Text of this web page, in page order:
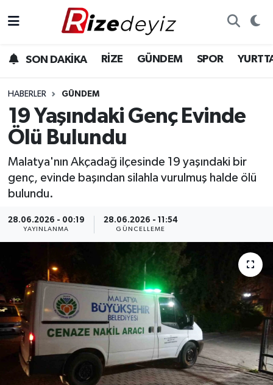
SON DAKİKA RİZE GÜNDEM SPOR
HABERLER GÜNDEM
19 Yaşındaki Genç Evinde
Ölü Bulundu
Malatya'nın Akçadağ ilçesinde 19 yaşındaki bir
genç, evinde başından silahla vurulmuş halde ölü
bulundu.
28.06.2026 - 00:19
YAYINLANMA
28.06.2026 - 11:54
GÜNCELLEME
Gündem
Yurttan Haberler
Ekonomi
Teknoloji
Rize Hava Durumu
Rize Trafik Yoğunluk Haritası
Süper Lig Puan Durumu ve Fikstür
Tüm Manşetler
Haber Arşivi